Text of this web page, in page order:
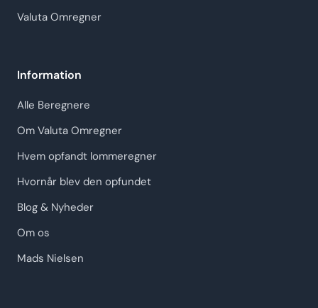
Valuta Omregner
Information
Alle Beregnere
Om Valuta Omregner
Hvem opfandt lommeregner
Hvornår blev den opfundet
Blog & Nyheder
Om os
Mads Nielsen